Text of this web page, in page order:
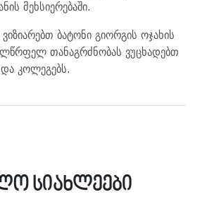
მეხსიერებაში.
ბატონი გიორგის ოჯახის
თანაგრძნობას ვუცხადებთ
კოლეგებს.
სიახლეები